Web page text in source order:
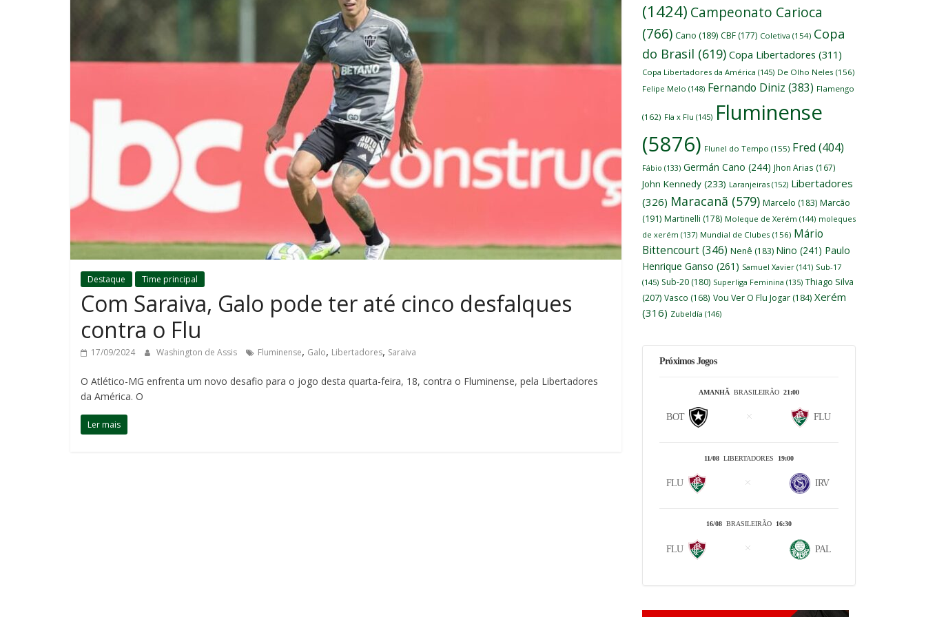
Destaque Time principal
Com Saraiva, Galo pode ter até cinco desfalques
contra o Flu
17/09/2024 Washington de Assis Fluminense, Galo, Libertadores, Saraiva
O Atlético-MG enfrenta um novo desafio para o jogo desta quarta-feira, 18, contra o Fluminense, pela Libertadores
da América. O
Ler mais
(1424) Campeonato Carioca
(766) Cano (189) CBF (177) Coletiva (154) Copa
do Brasil (619) Copa Libertadores (311)
Copa Libertadores da América (145) De Olho Neles (156)
Felipe Melo (148) Fernando Diniz (383) Flamengo
(162) Fla x Flu (145) Fluminense
(5876) Flunel do Tempo (155) Fred (404)
Fábio (133) Germán Cano (244) Jhon Arias (167)
John Kennedy (233) Laranjeiras (152) Libertadores
(326) Maracanã (579) Marcelo (183) Marcão
(191) Martinelli (178) Moleque de Xerém (144) moleques
de xerém (137) Mundial de Clubes (156) Mário
Bittencourt(346) Nenê (183) Nino (241) Paulo
Henrique Ganso (261) Samuel Xavier (141) Sub-17
(145) Sub-20 (180) Superliga Feminina (135) Thiago Silva
(207) Vasco (168) Vou Ver O Flu Jogar (184) Xerém
(316) Zubeldía (146)
Próximos Jogos
AMANHÃ BRASILEIRÃO 21:00
BOT FLU
11/08 LIBERTADORES 19:00
FLU IRV
16/08 BRASILEIRÃO 16:30
FLU PAL